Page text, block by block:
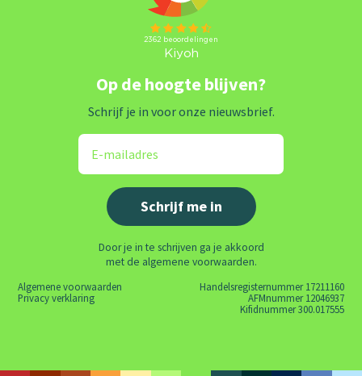
Op de hoogte blijven?
Schrijf je in voor onze nieuwsbrief.
Door je in te schrijven ga je akkoord
met de algemene voorwaarden.
Algemene voorwaarden
Privacy verklaring
Handelsregisternummer 17211160
AFMnummer 12046937
Kifidnummer 300.017555